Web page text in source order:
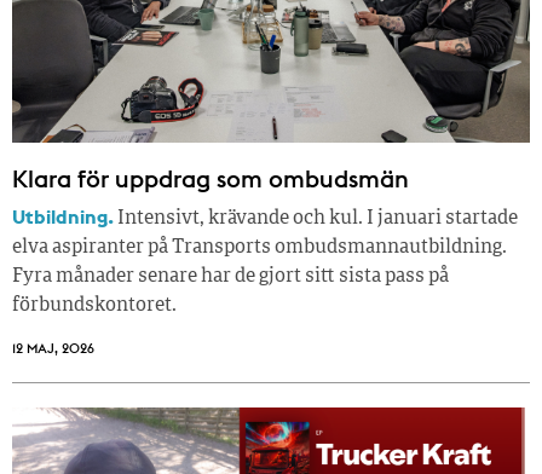
Klara för uppdrag som ombudsmän
Utbildning. Intensivt, krävande och kul. I januari startade
elva aspiranter på Transports ombudsmannautbildning.
Fyra månader senare har de gjort sitt sista pass på
förbundskontoret.
12 MAJ, 2026